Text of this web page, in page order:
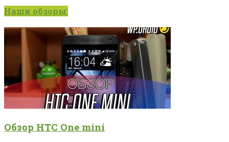
Наши обзоры:
Обзор HTC One mini